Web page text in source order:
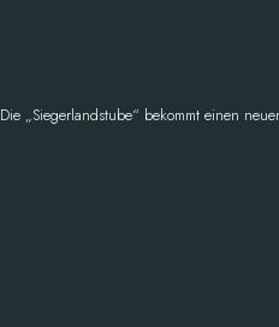
Die „Siegerlandstube“ bekommt einen